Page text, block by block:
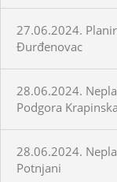
27.06.2024.
Đurđenovac
28.06.2024.
Podgora Krapinska
28.06.2024.
Potnjani